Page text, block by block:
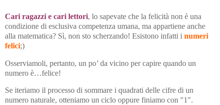
Cari ragazzi e cari lettori, lo sapevate che la felicità non è una
condizione di esclusiva competenza umana, ma appartiene anche
alla matematica? Sì, non sto scherzando! Esistono infatti i numeri
felici;)
Osserviamoli, pertanto, un po’ da vicino per capire quando un
numero è…felice!
Se iteriamo il processo di sommare i quadrati delle cifre di un
numero naturale, otteniamo un ciclo oppure finiamo con "1".